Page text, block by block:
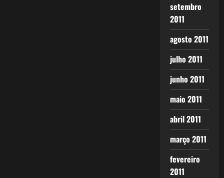
setembro
2011
agosto 2011
julho 2011
junho 2011
maio 2011
abril 2011
março 2011
fevereiro
2011